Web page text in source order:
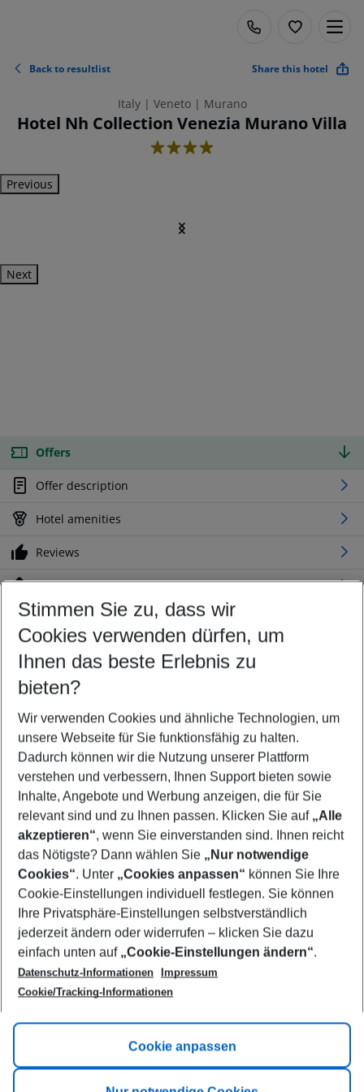
Back to resultlist Share this hotel
Italy | Veneto | Murano
Hotel Nh Collection Venezia Murano Villa
4
Previous
Next
Offers
Offer description
Hotel amenities
Reviews
Location
Customize your offer
Find the perfect deal which suits your best
Your departure airport
Any airport
Select your date range
08/08/26–06/08/27 5-8 nights
Who will travel
2 adults No children
Show more filter
Footer
Footer navigation
Title A
Link A
Stimmen Sie zu, dass wir
Cookies verwenden dürfen, um
Ihnen das beste Erlebnis zu
bieten?
Wir verwenden Cookies und ähnliche Technologien, um
unsere Webseite für Sie funktionsfähig zu halten.
Dadurch können wir die Nutzung unserer Plattform
verstehen und verbessern, Ihnen Support bieten sowie
Inhalte, Angebote und Werbung anzeigen, die für Sie
relevant sind und zu Ihnen passen. Klicken Sie auf „Alle
akzeptieren“, wenn Sie einverstanden sind. Ihnen reicht
das Nötigste? Dann wählen Sie „Nur notwendige
Cookies“. Unter „Cookies anpassen“ können Sie Ihre
Cookie-Einstellungen individuell festlegen. Sie können
Ihre Privatsphäre-Einstellungen selbstverständlich
jederzeit ändern oder widerrufen – klicken Sie dazu
einfach unten auf „Cookie-Einstellungen ändern“.
Datenschutz-Informationen
Impressum
Cookie/Tracking-Informationen
Cookie anpassen